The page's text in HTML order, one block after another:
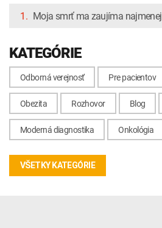
1. Moja smrť ma zaujíma najmenej
KATEGÓRIE
Odborná verejnosť Pre pacientov
Obezita Rozhovor Blog
Moderná diagnostika Onkológia
VŠETKY KATEGÓRIE